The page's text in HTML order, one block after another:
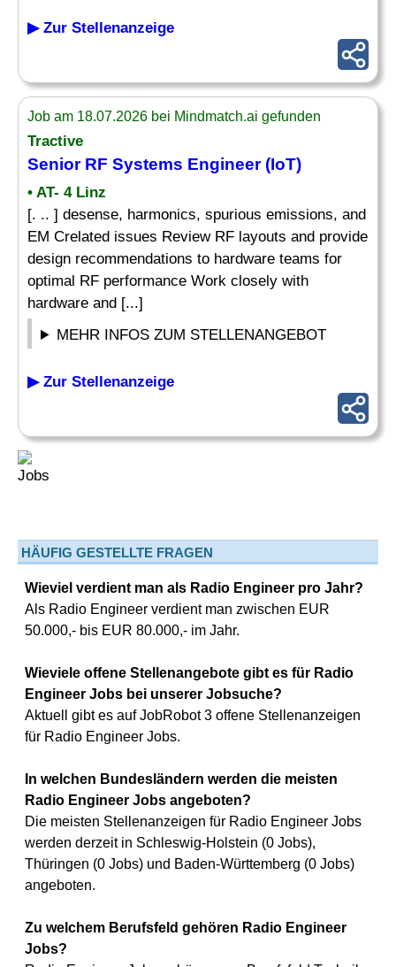
▶ Zur Stellenanzeige
Job am 18.07.2026 bei Mindmatch.ai gefunden
Tractive
Senior RF Systems Engineer(IoT)
• AT- 4 Linz
[. .. ] desense, harmonics, spurious emissions, and
EM Crelated issues Review RF layouts and provide
design recommendations to hardware teams for
optimal RF performance Work closely with
hardware and [...]
MEHR INFOS ZUM STELLENANGEBOT
▶ Zur Stellenanzeige
HÄUFIG GESTELLTE FRAGEN
Wieviel verdient man als Radio Engineer pro Jahr?
Als Radio Engineer verdient man zwischen EUR
50.000,- bis EUR 80.000,- im Jahr.
Wieviele offene Stellenangebote gibt es für Radio
Engineer Jobs bei unserer Jobsuche?
Aktuell gibt es auf JobRobot 3 offene Stellenanzeigen
für Radio Engineer Jobs.
In welchen Bundesländern werden die meisten
Radio Engineer Jobs angeboten?
Die meisten Stellenanzeigen für Radio Engineer Jobs
werden derzeit in Schleswig-Holstein (0 Jobs),
Thüringen (0 Jobs) und Baden-Württemberg (0 Jobs)
angeboten.
Zu welchem Berufsfeld gehören Radio Engineer
Jobs?